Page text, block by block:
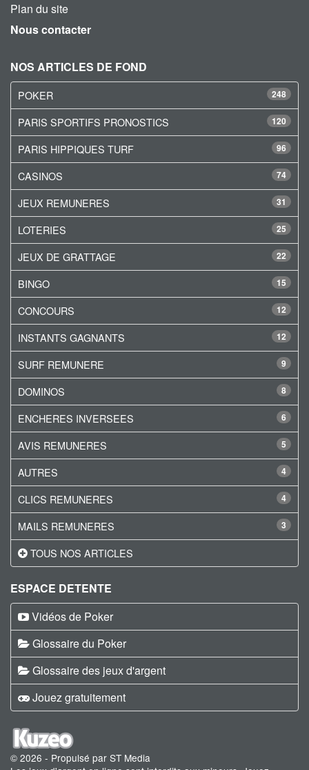
Plan du site
Nous contacter
NOS ARTICLES DE FOND
248
POKER
120
PARIS SPORTIFS PRONOSTICS
96
PARIS HIPPIQUES TURF
74
CASINOS
31
JEUX REMUNERES
25
LOTERIES
22
JEUX DE GRATTAGE
15
BINGO
12
CONCOURS
12
INSTANTS GAGNANTS
9
SURF REMUNERE
8
DOMINOS
6
ENCHERES INVERSEES
5
AVIS REMUNERES
4
AUTRES
4
CLICS REMUNERES
3
MAILS REMUNERES
TOUS NOS ARTICLES
ESPACE DETENTE
Vidéos de Poker
Glossaire du Poker
Glossaire des jeux d'argent
Jouez gratuitement
© 2026 - Propulsé par ST Media